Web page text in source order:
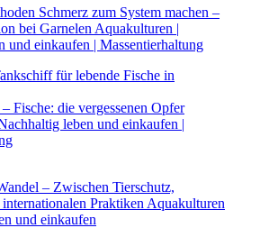
Schmerz zum System machen –
bei Garnelen Aquakulturen |
und einkaufen | Massentierhaltung
Fische: die vergessenen Opfer
leben und einkaufen |
– Zwischen Tierschutz,
Praktiken Aquakulturen
und einkaufen